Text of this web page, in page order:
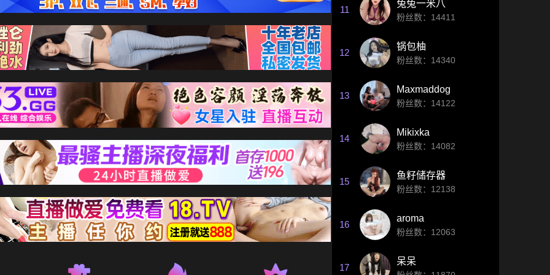
11
兔兔一米八
粉丝数： 14411
12
锅包柚
粉丝数： 14340
13
Maxmaddog
粉丝数： 14122
14
Mikixka
粉丝数： 14082
15
鱼籽储存器
粉丝数： 12138
16
aroma
粉丝数： 12063
17
呆呆